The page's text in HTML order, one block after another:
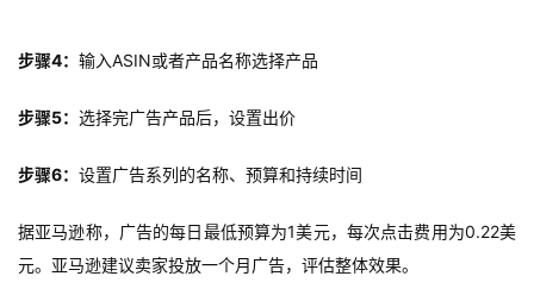
拆
操
手
C
l
步骤4： 输入ASIN或者产品名称选择产品
步骤5： 选择完广告产品后，设置出价
步骤6： 设置广告系列的名称、预算和持续时间
据亚马逊称，广告的每日最低预算为1美元，每次点击费用为0.22美
元。 亚马逊建议卖家投放一个月广告，评估整体效果。